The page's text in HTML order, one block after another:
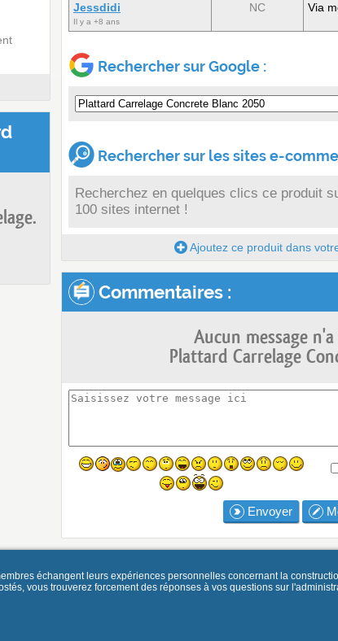
Jessdidi
Il y a +8 ans
NC Via
Rechercher sur Google :
Rechercher sur les sites e-
Recherchez en quelques clics ce produit
100 sites internet !
Ajoutez ce produit dans
Commentaires :
Aucun message
Plattard Carrelage
Envoyer
échangent leurs expériences personnelles concernant la
vous trouverez forcement des réponses à vos questions sur